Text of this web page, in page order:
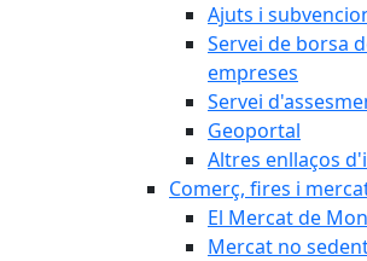
Ajuts i
Servei de borsa
empreses
Servei
Geoportal
Altres enllaços
Comerç, fires i
El Mercat de
Mercat no